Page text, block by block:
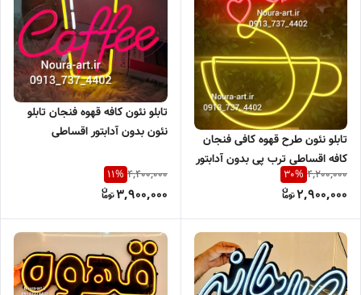
تابلو نئون طرح قهوه کافی فنجان
کافه اقساطی ترب پی بدون آدابتور
4,200,000
30%
2,900,000
تابلو نئون کافه قهوه فنجان تابلو
نئون بدون آدابتور اقساطی
4,400,000
11%
3,900,000